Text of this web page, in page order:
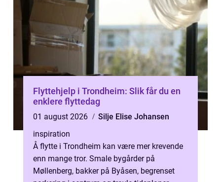
Flyttehjelp i Trondheim: Slik får du en
enklere flyttedag
01 august 2026
Silje Elise Johansen
inspiration
Å flytte i Trondheim kan være mer krevende
enn mange tror. Smale bygårder på
Møllenberg, bakker på Byåsen, begrenset